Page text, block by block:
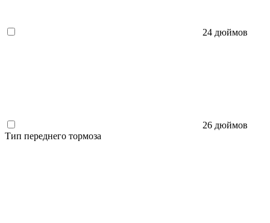
24 дюймов
26 дюймов
Тип переднего тормоза